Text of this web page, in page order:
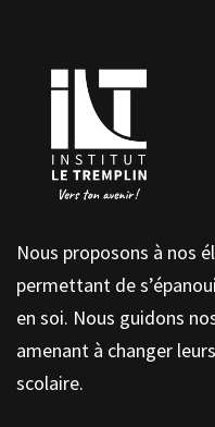
Nous proposons à nos
permettant de
en soi. Nous guidons
amenant à changer
scolaire.